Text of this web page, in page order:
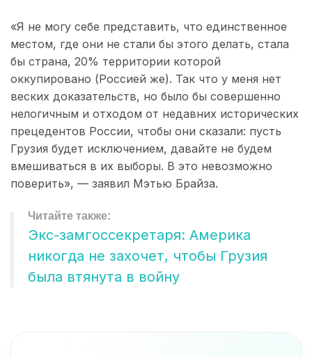
«Я не могу себе представить, что единственное
местом, где они не стали бы этого делать, стала
бы страна, 20% территории которой
оккупировано (Россией же). Так что у меня нет
веских доказательств, но было бы совершенно
нелогичным и отходом от недавних исторических
прецедентов России, чтобы они сказали: пусть
Грузия будет исключением, давайте не будем
вмешиваться в их выборы. В это невозможно
поверить», — заявил Мэтью Брайза.
Экс-замгоссекретаря: Америка
никогда не захочет, чтобы Грузия
была втянута в войну